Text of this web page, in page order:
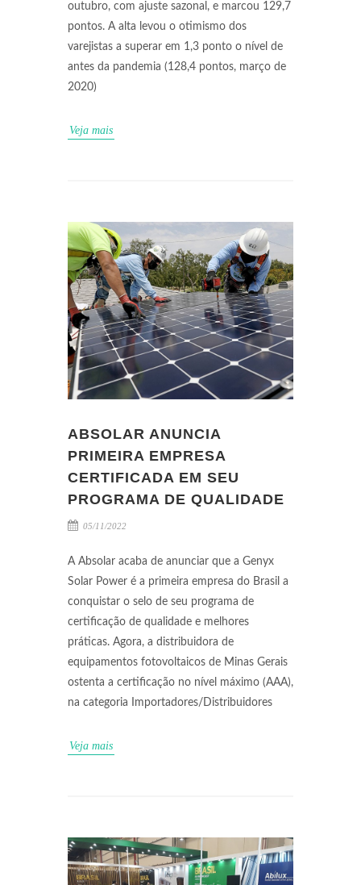
outubro, com ajuste sazonal, e marcou 129,7
pontos. A alta levou o otimismo dos
varejistas a superar em 1,3 ponto o nível de
antes da pandemia (128,4 pontos, março de
2020)
Veja mais
ABSOLAR ANUNCIA
PRIMEIRA EMPRESA
CERTIFICADA EM SEU
PROGRAMA DE QUALIDADE
05/11/2022
A Absolar acaba de anunciar que a Genyx
Solar Power é a primeira empresa do Brasil a
conquistar o selo de seu programa de
certificação de qualidade e melhores
práticas. Agora, a distribuidora de
equipamentos fotovoltaicos de Minas Gerais
ostenta a certificação no nível máximo (AAA),
na categoria Importadores/Distribuidores
Veja mais